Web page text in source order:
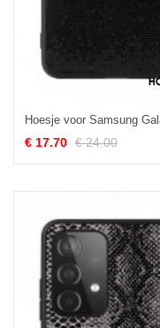
€ 17.70 € 24.00